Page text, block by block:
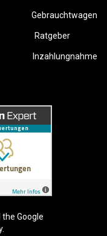
Gebrauchtwagen
Ratgeber
Inzahlungnahme
Google